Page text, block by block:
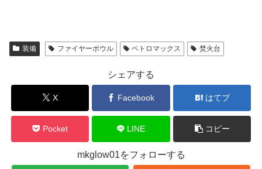
装備 ファイヤーボウル ペトロマックス 焚火台
シェアする
X Facebook はてブ
Pocket LINE コピー
mkglow01をフォローする